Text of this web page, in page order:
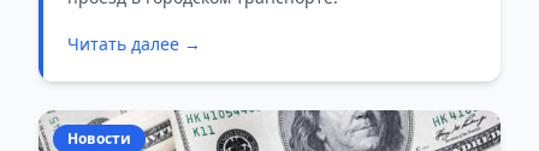
Читать далее →
Новости